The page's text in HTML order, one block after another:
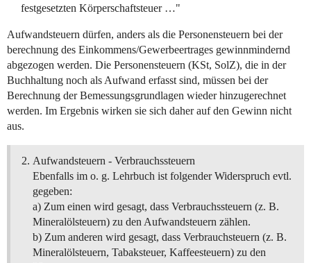
festgesetzten Körperschaftsteuer …"
Aufwandsteuern dürfen, anders als die Personensteuern bei der
berechnung des Einkommens/Gewerbeertrages gewinnmindernd
abgezogen werden. Die Personensteuern (KSt, SolZ), die in der
Buchhaltung noch als Aufwand erfasst sind, müssen bei der
Berechnung der Bemessungsgrundlagen wieder hinzugerechnet
werden. Im Ergebnis wirken sie sich daher auf den Gewinn nicht
aus.
Aufwandsteuern - Verbrauchssteuern
Ebenfalls im o. g. Lehrbuch ist folgender Widerspruch evtl.
gegeben:
a) Zum einen wird gesagt, dass Verbrauchssteuern (z. B.
Mineralölsteuern) zu den Aufwandsteuern zählen.
b) Zum anderen wird gesagt, dass Verbrauchsteuern (z. B.
Mineralölsteuern, Tabaksteuer, Kaffeesteuern) zu den